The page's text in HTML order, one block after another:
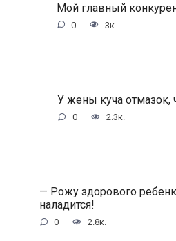
Мой главный
0 3к.
У жены куча отмазок,
0 2.3к.
— Рожу здорового
наладится!
0 2.8к.